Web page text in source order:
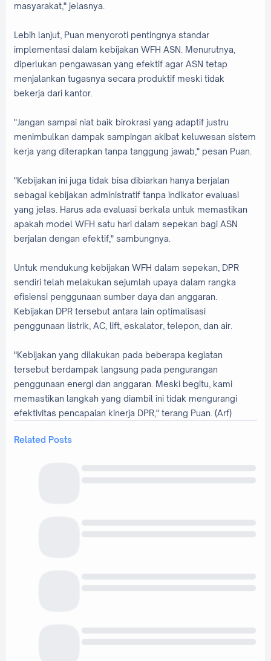
masyarakat," jelasnya.
Lebih lanjut, Puan menyoroti pentingnya standar
implementasi dalam kebijakan WFH ASN. Menurutnya,
diperlukan pengawasan yang efektif agar ASN tetap
menjalankan tugasnya secara produktif meski tidak
bekerja dari kantor.
"Jangan sampai niat baik birokrasi yang adaptif justru
menimbulkan dampak sampingan akibat keluwesan sistem
kerja yang diterapkan tanpa tanggung jawab," pesan Puan.
"Kebijakan ini juga tidak bisa dibiarkan hanya berjalan
sebagai kebijakan administratif tanpa indikator evaluasi
yang jelas. Harus ada evaluasi berkala untuk memastikan
apakah model WFH satu hari dalam sepekan bagi ASN
berjalan dengan efektif," sambungnya.
Untuk mendukung kebijakan WFH dalam sepekan, DPR
sendiri telah melakukan sejumlah upaya dalam rangka
efisiensi penggunaan sumber daya dan anggaran.
Kebijakan DPR tersebut antara lain optimalisasi
penggunaan listrik, AC, lift, eskalator, telepon, dan air.
"Kebijakan yang dilakukan pada beberapa kegiatan
tersebut berdampak langsung pada pengurangan
penggunaan energi dan anggaran. Meski begitu, kami
memastikan langkah yang diambil ini tidak mengurangi
efektivitas pencapaian kinerja DPR," terang Puan. (Arf)
Related Posts